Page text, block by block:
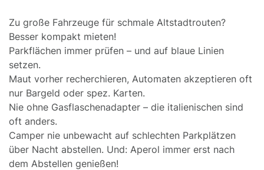
Zu große Fahrzeuge für schmale Altstadtrouten?
Besser kompakt mieten!
Parkflächen immer prüfen – und auf blaue Linien
setzen.
Maut vorher recherchieren, Automaten akzeptieren oft
nur Bargeld oder spez. Karten.
Nie ohne Gasflaschenadapter – die italienischen sind
oft anders.
Camper nie unbewacht auf schlechten Parkplätzen
über Nacht abstellen. Und: Aperol immer erst nach
dem Abstellen genießen!